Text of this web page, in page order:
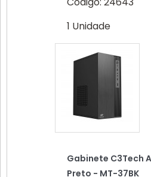
1 Unidade
Gabinete C3Tech
Preto - MT-37BK